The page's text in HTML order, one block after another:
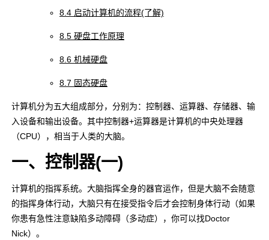
8.4 启动计算机的流程(了解)
8.5 硬盘工作原理
8.6 机械硬盘
8.7 固态硬盘
计算机分为五大组成部分，分别为：控制器、运算器、存储器、输
入设备和输出设备。其中控制器+运算器是计算机的中央处理器
（CPU），相当于人类的大脑。
一、控制器(一)
计算机的指挥系统。大脑指挥全身的器官运作，但是大脑不会随意
的指挥身体行动，大脑只有在接受指令后才会控制身体行动（如果
你患有急性注意缺陷多动障碍（多动症），你可以找Doctor
Nick）。